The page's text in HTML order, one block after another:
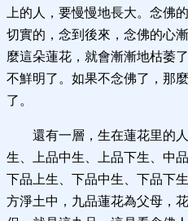
上的人，要慢慢地長大。念佛
切實的，念到後來，念佛的心
麼這朵蓮花，就會漸漸地枯萎
不鮮明了。如果不念佛了，那
了。
還有一層，生在蓮花里的
生、上品中生、上品下生、中
下品上生、下品中生、下品下
方淨土中，九品蓮花為父母，